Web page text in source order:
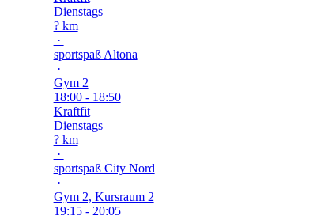
Dienstags
? km
·
sportspaß Altona
·
Gym 2
18:00 - 18:50
Kraftfit
Dienstags
? km
·
sportspaß City Nord
·
Gym 2, Kursraum 2
19:15 - 20:05